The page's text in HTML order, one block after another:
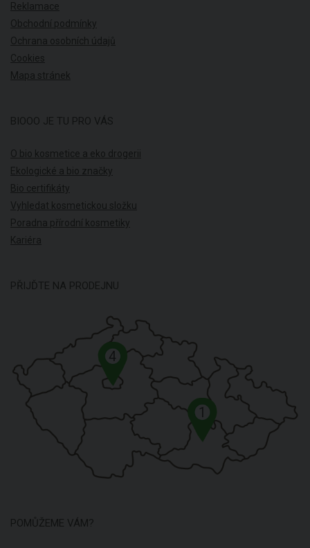
Reklamace
Obchodní podmínky
Ochrana osobních údajů
Cookies
Mapa stránek
BIOOO JE TU PRO VÁS
O bio kosmetice a eko drogerii
Ekologické a bio značky
Bio certifikáty
Vyhledat kosmetickou složku
Poradna přírodní kosmetiky
Kariéra
PŘIJĎTE NA PRODEJNU
1
4
POMŮŽEME VÁM?